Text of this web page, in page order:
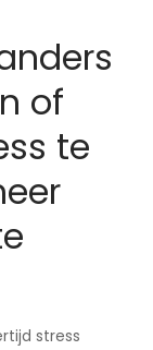
of
te
stress